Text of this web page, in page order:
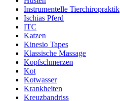
Instrumentelle Tierchiropraktik
Ischias Pferd
ITC
Katzen
Kinesio Tapes
Klassische Massage
Kopfschmerzen
Kot
Kotwasser
Krankheiten
Kreuzbandriss